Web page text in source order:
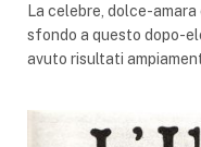
La celebre, dolce-
sfondo a questo dopo-
avuto risultati